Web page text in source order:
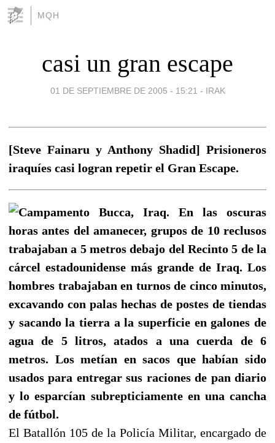
MQH
casi un gran escape
01 DE SEPTIEMBRE DE 2005 - 15:21 - IRAK
[Steve Fainaru y Anthony Shadid] Prisioneros
iraquíes casi logran repetir el Gran Escape.
Campamento Bucca, Iraq. En las oscuras
horas antes del amanecer, grupos de 10 reclusos
trabajaban a 5 metros debajo del Recinto 5 de la
cárcel estadounidense más grande de Iraq. Los
hombres trabajaban en turnos de cinco minutos,
excavando con palas hechas de postes de tiendas
y sacando la tierra a la superficie en galones de
agua de 5 litros, atados a una cuerda de 6
metros. Los metían en sacos que habían sido
usados para entregar sus raciones de pan diario
y lo esparcían subrepticiamente en una cancha
de fútbol.
El Batallón 105 de la Policía Militar, encargado de